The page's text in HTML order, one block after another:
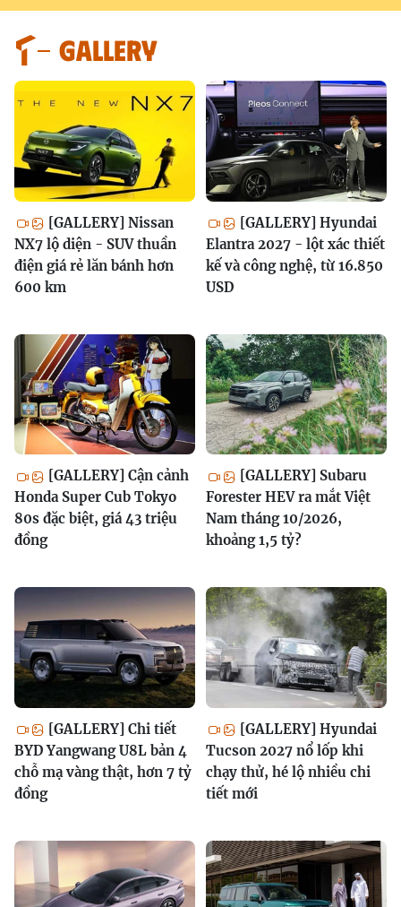
GALLERY
[GALLERY] Nissan
NX7 lộ diện - SUV thuần
điện giá rẻ lăn bánh hơn
600 km
[GALLERY] Hyundai
Elantra 2027 - lột xác thiết
kế và công nghệ, từ 16.850
USD
[GALLERY] Cận cảnh
Honda Super Cub Tokyo
80s đặc biệt, giá 43 triệu
đồng
[GALLERY] Subaru
Forester HEV ra mắt Việt
Nam tháng 10/2026,
khoảng 1,5 tỷ?
[GALLERY] Chi tiết
BYD Yangwang U8L bản 4
chỗ mạ vàng thật, hơn 7 tỷ
đồng
[GALLERY] Hyundai
Tucson 2027 nổ lốp khi
chạy thử, hé lộ nhiều chi
tiết mới